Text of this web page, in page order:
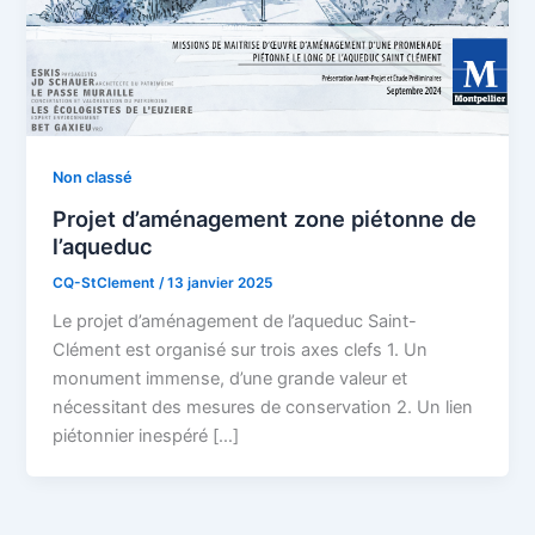
Non classé
Projet d’aménagement zone piétonne de
l’aqueduc
CQ-StClement /13 janvier 2025
Le projet d’aménagement de l’aqueduc Saint-
Clément est organisé sur trois axes clefs 1. Un
monument immense, d’une grande valeur et
nécessitant des mesures de conservation 2. Un lien
piétonnier inespéré […]